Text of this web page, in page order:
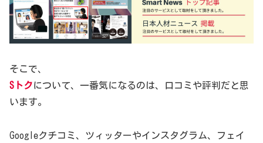
そこで、
Sトクについて、一番気になるのは、口コミや評判だと思
います。
Googleクチコミ、ツィッターやインスタグラム、フェイ